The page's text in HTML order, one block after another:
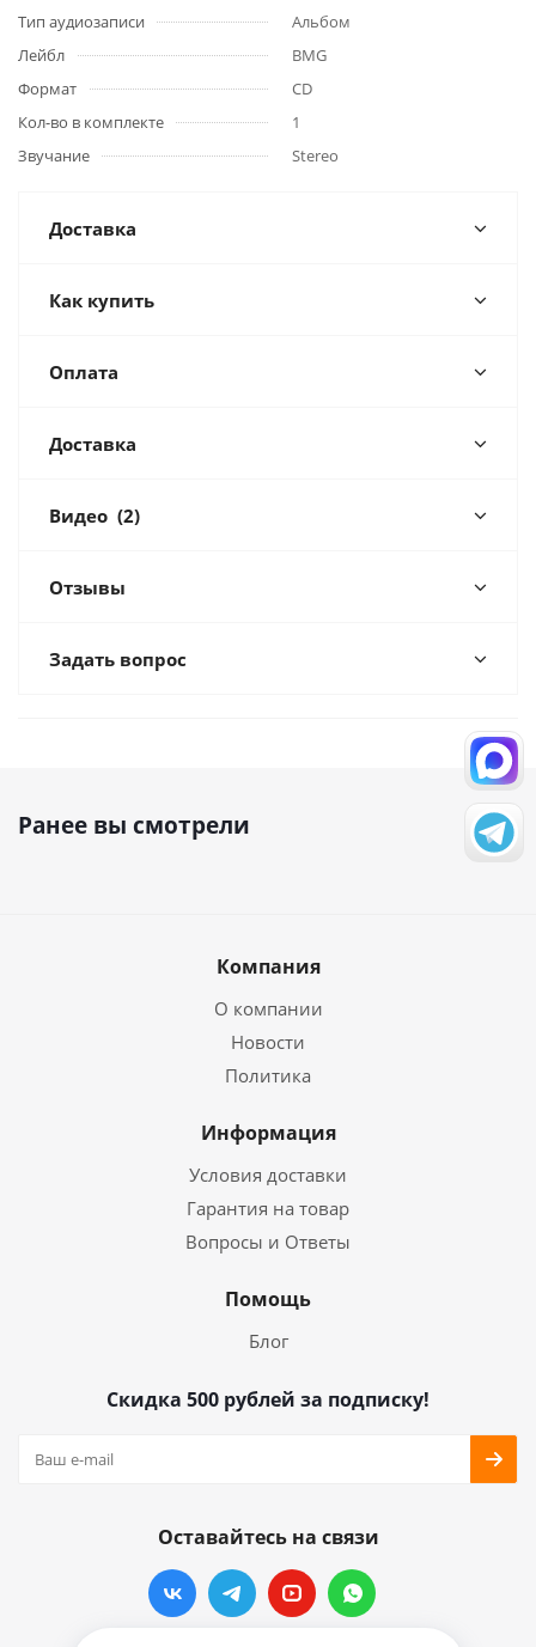
Тип аудиозаписи
Альбом
Лейбл
BMG
Формат
CD
Кол-во в комплекте
1
Звучание
Stereo
Доставка
Как купить
Оплата
Доставка
Видео (2)
Отзывы
Задать вопрос
Ранее вы смотрели
Компания
О компании
Новости
Политика
Информация
Условия доставки
Гарантия на товар
Вопросы и Ответы
Помощь
Блог
Скидка 500 рублей за подписку!
Оставайтесь на связи